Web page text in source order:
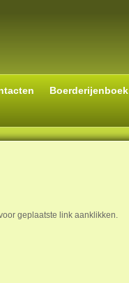
Boerderijenboek
geplaatste link aanklikken.